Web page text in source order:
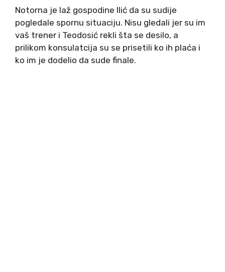
Notorna je laž gospodine Ilić da su sudije
pogledale spornu situaciju. Nisu gledali jer su im
vaš trener i Teodosić rekli šta se desilo, a
prilikom konsulatcija su se prisetili ko ih plaća i
ko im je dodelio da sude finale.